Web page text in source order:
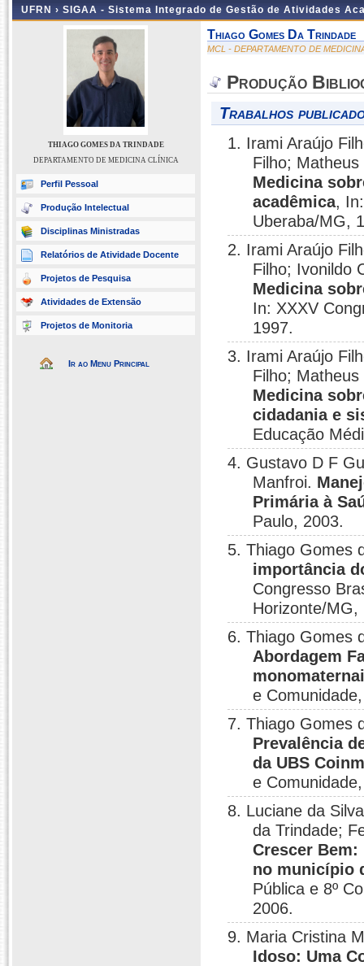
UFRN › SIGAA - Sistema Integrado de Gestão de Atividades
THIAGO GOMES DA TRINDADE
DEPARTAMENTO DE MEDICINA CLÍNICA
Perfil Pessoal
Produção Intelectual
Disciplinas Ministradas
Relatórios de Atividade Docente
Projetos de Pesquisa
Atividades de Extensão
Projetos de Monitoria
Ir ao Menu Principal
Thiago Gomes Da Trindade
MCL - DEPARTAMENTO DE
Produção
Trabalhos
1. Irami Araújo
Filho;
Medicina
acadêmica,
Uberaba/MG,
2. Irami Araújo
Filho; Ivonildo
Medicina
In: XXXV
1997.
3. Irami Araújo
Filho;
Medicina
cidadania e
Educação
4. Gustavo D F
Manfroi.
Primária à
Paulo, 2003.
5. Thiago Gomes
importância
Congresso
Horizonte/MG,
6. Thiago Gomes
Abordagem
e
7. Thiago Gomes
Prevalência
da UBS
e
8. Luciane da
da Trindade;
Crescer
no município
Pública e 8º
2006.
9. Maria Cristina
Idoso: Uma